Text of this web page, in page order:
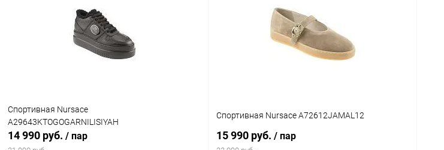
Размер свойство
36
Купить в 1 клик
В избранное В наличии
Спортивная Nursace
A29643KTOGOGARNILISIYAH
14 990 руб. / пар
Спортивная Nursace A72612JAMAL12
15 990 руб. / пар